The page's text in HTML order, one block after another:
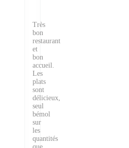
Très
bon
restaurant
et
bon
accueil.
Les
plats
sont
délicieux,
seul
bémol
sur
les
quantités